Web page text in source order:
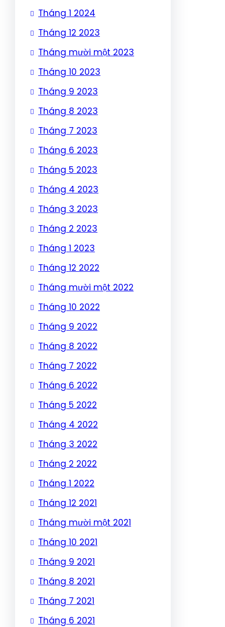
Tháng 1 2024
Tháng 12 2023
Tháng mười một 2023
Tháng 10 2023
Tháng 9 2023
Tháng 8 2023
Tháng 7 2023
Tháng 6 2023
Tháng 5 2023
Tháng 4 2023
Tháng 3 2023
Tháng 2 2023
Tháng 1 2023
Tháng 12 2022
Tháng mười một 2022
Tháng 10 2022
Tháng 9 2022
Tháng 8 2022
Tháng 7 2022
Tháng 6 2022
Tháng 5 2022
Tháng 4 2022
Tháng 3 2022
Tháng 2 2022
Tháng 1 2022
Tháng 12 2021
Tháng mười một 2021
Tháng 10 2021
Tháng 9 2021
Tháng 8 2021
Tháng 7 2021
Tháng 6 2021